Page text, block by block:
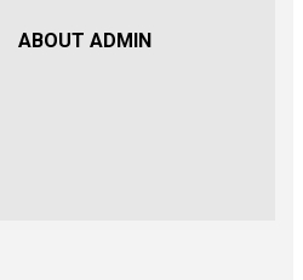
ABOUT ADMIN